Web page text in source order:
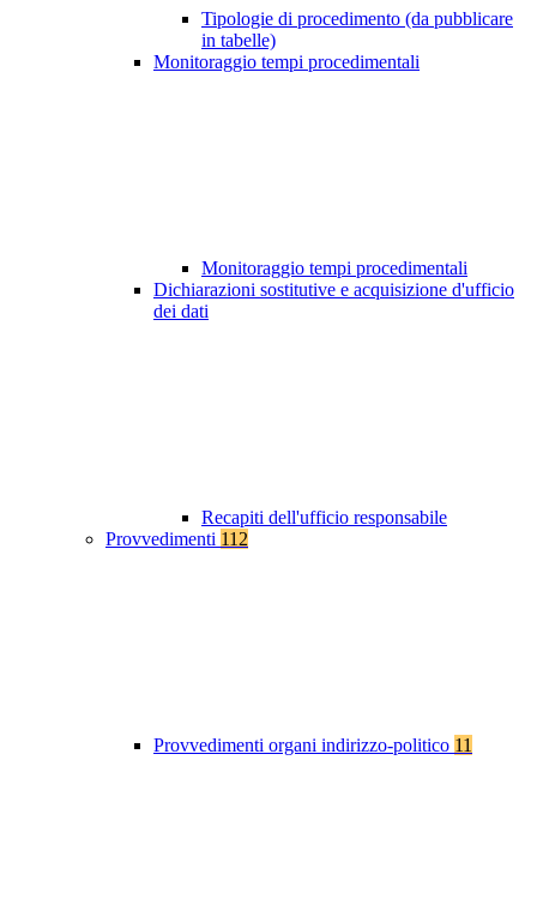
Tipologie di procedimento (da pubblicare
in tabelle)
Monitoraggio tempi procedimentali
Monitoraggio tempi procedimentali
Dichiarazioni sostitutive e acquisizione d'ufficio
dei dati
Recapiti dell'ufficio responsabile
Provvedimenti 112
Provvedimenti organi indirizzo-politico 11